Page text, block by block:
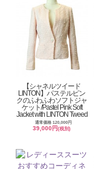
【シャネルツイード
LINTON】パステルピン
クのふわふわソフトジャ
ケット/Pastel Pink Soft
Jacket with LINTON Tweed
通常価格 120,000円
39,000円(税別)